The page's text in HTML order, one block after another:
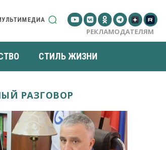
РЕКЛАМОДАТЕЛЯМ
СТИЛЬ ЖИЗНИ
РАЗГОВОР